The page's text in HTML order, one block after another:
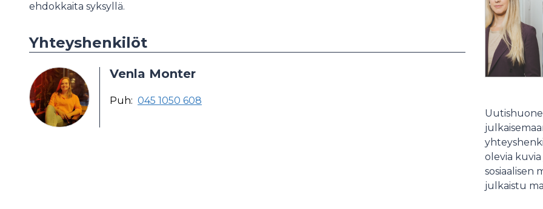
ehdokkaita syksyllä.
Yhteyshenkilöt
Venla Monter
Puh: 045 1050 608
olevia
sosiaalisen
julkaistu